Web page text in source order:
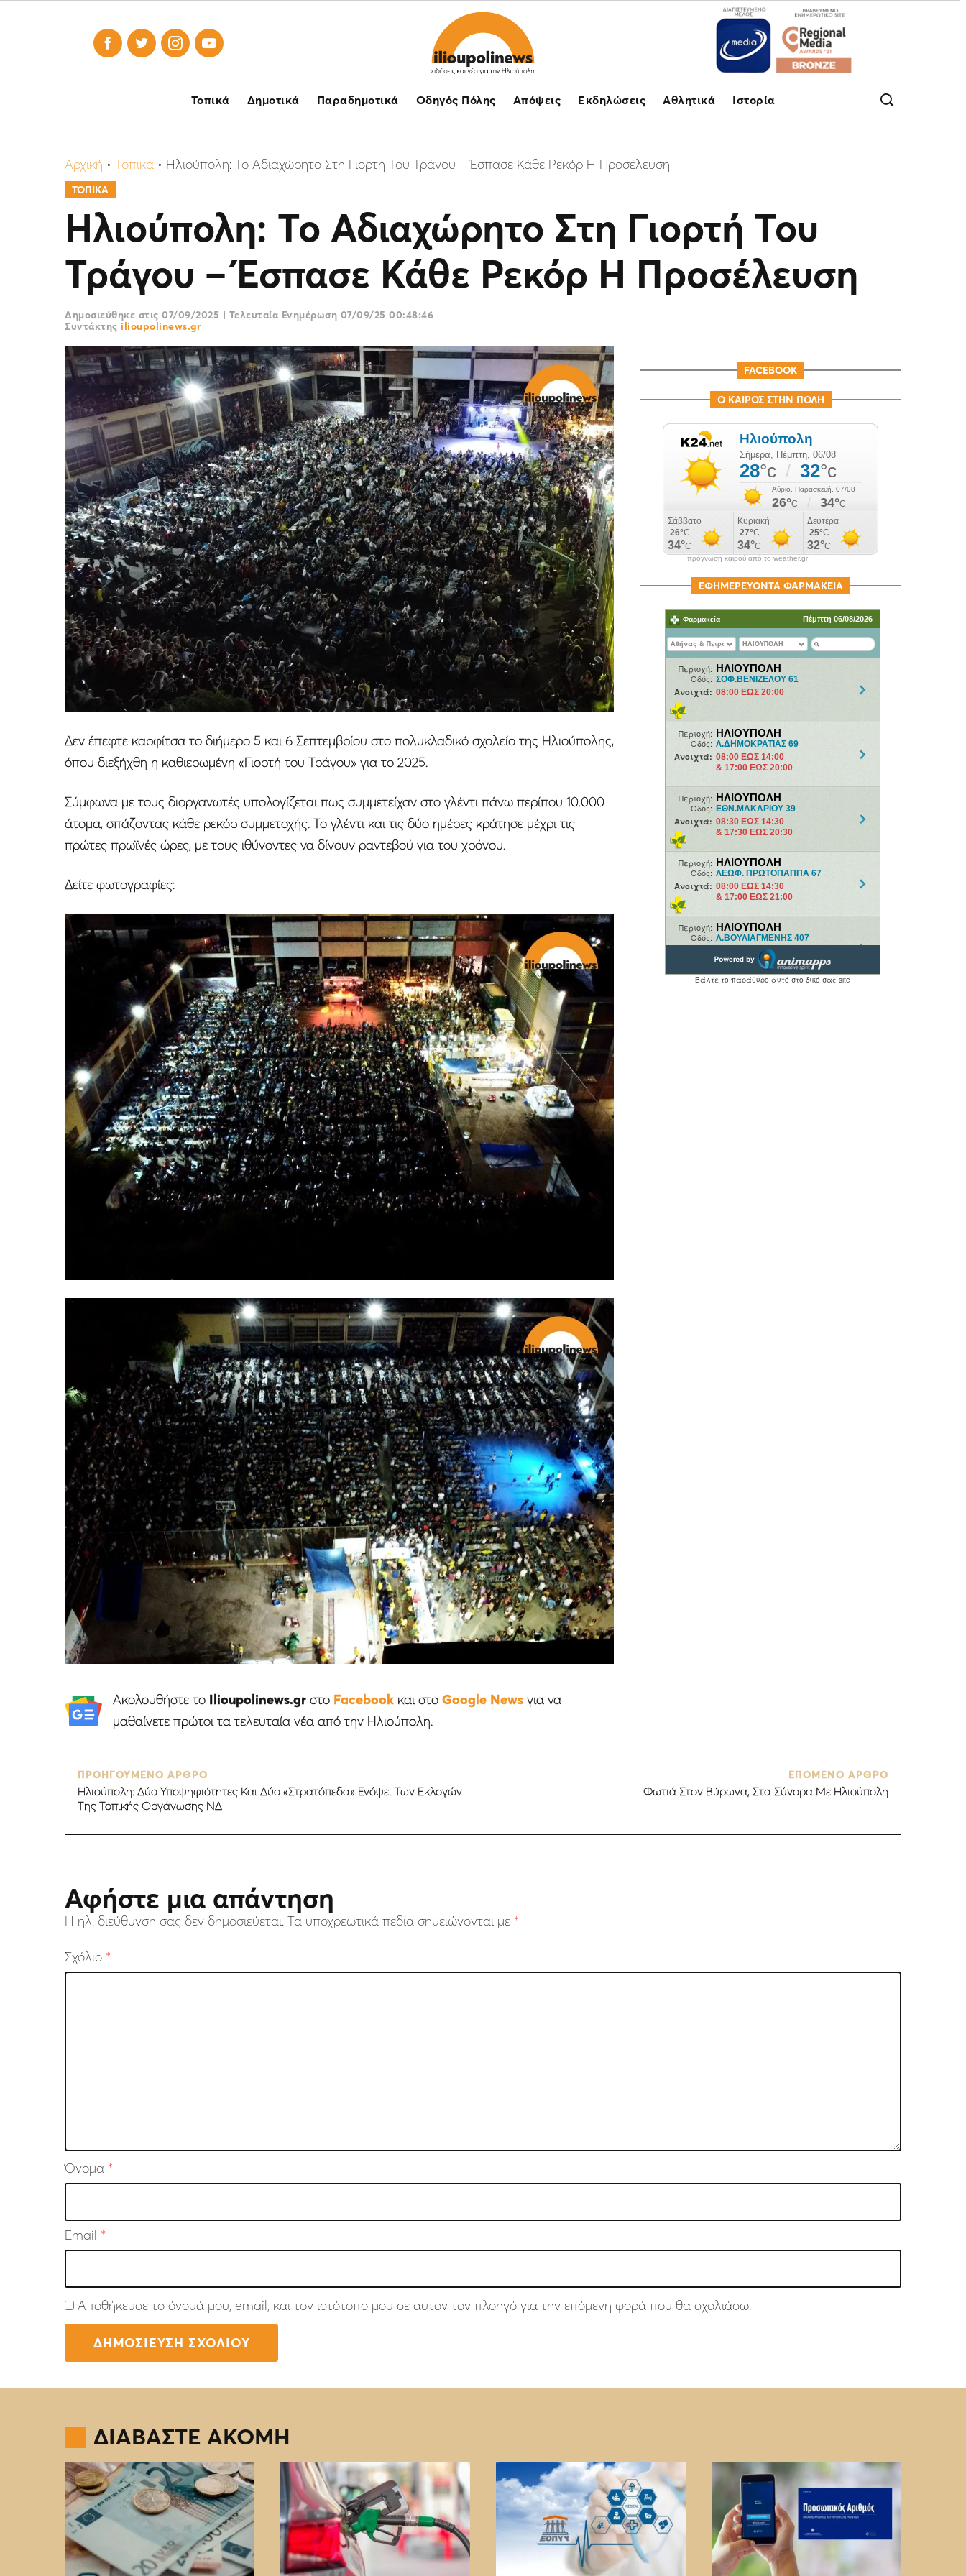
   
Τοπικά Δημοτικά Παραδημοτικά Οδηγός Πόλης Απόψεις Εκδηλώσεις Αθλητικά Ιστορία
Αρχική • Τοπικά • Ηλιούπολη: Το Αδιαχώρητο Στη Γιορτή Του Τράγου – Έσπασε Κάθε Ρεκόρ Η Προσέλευση
ΤΟΠΙΚΑ
Ηλιούπολη: Το Αδιαχώρητο Στη Γιορτή Του
Τράγου – Έσπασε Κάθε Ρεκόρ Η Προσέλευση
Δημοσιεύθηκε στις 07/09/2025 | Τελευταία Ενημέρωση 07/09/25 00:48:46
Συντάκτης ilioupolinews.gr
Δεν έπεφτε καρφίτσα το διήμερο 5 και 6 Σεπτεμβρίου στο πολυκλαδικό σχολείο της Ηλιούπολης,
όπου διεξήχθη η καθιερωμένη «Γιορτή του Τράγου» για το 2025.
Σύμφωνα με τους διοργανωτές υπολογίζεται πως συμμετείχαν στο γλέντι πάνω περίπου 10.000
άτομα, σπάζοντας κάθε ρεκόρ συμμετοχής. Το γλέντι και τις δύο ημέρες κράτησε μέχρι τις
πρώτες πρωϊνές ώρες, με τους ιθύνοντες να δίνουν ραντεβού για του χρόνου.
Δείτε φωτογραφίες:
Ακολουθήστε το Ilioupolinews.grστο Facebookκαι στο Google Newsγια να
μαθαίνετε πρώτοι τα τελευταία νέα από την Ηλιούπολη.
FACEBOOK
Ο ΚΑΙΡΟΣ ΣΤΗΝ ΠΟΛΗ
πρόγνωση καιρού από το weather.gr
ΕΦΗΜΕΡΕΥΟΝΤΑ ΦΑΡΜΑΚΕΙΑ
ΠΡΟΗΓΟΥΜΕΝΟ ΑΡΘΡΟ
Ηλιούπολη: Δύο Υποψηφιότητες Και Δύο «Στρατόπεδα» Ενόψει Των Εκλογών
Της Τοπικής Οργάνωσης ΝΔ
ΕΠΟΜΕΝΟ ΑΡΘΡΟ
Φωτιά Στον Βύρωνα, Στα Σύνορα Με Ηλιούπολη
Αφήστε μια απάντηση
Η ηλ. διεύθυνση σας δεν δημοσιεύεται. Τα υποχρεωτικά πεδία σημειώνονται με *
Σχόλιο *
Όνομα *
Email *
Αποθήκευσε το όνομά μου, email, και τον ιστότοπο μου σε αυτόν τον πλοηγό για την επόμενη φορά που θα σχολιάσω.
ΔΙΑΒΑΣΤΕ ΑΚΟΜΗ